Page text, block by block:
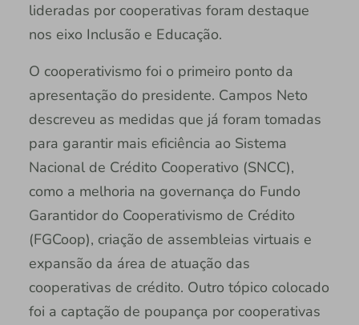
lideradas por cooperativas foram destaque
nos eixo Inclusão e Educação.
O cooperativismo foi o primeiro ponto da
apresentação do presidente. Campos Neto
descreveu as medidas que já foram tomadas
para garantir mais eficiência ao Sistema
Nacional de Crédito Cooperativo (SNCC),
como a melhoria na governança do Fundo
Garantidor do Cooperativismo de Crédito
(FGCoop), criação de assembleias virtuais e
expansão da área de atuação das
cooperativas de crédito. Outro tópico colocado
foi a captação de poupança por cooperativas